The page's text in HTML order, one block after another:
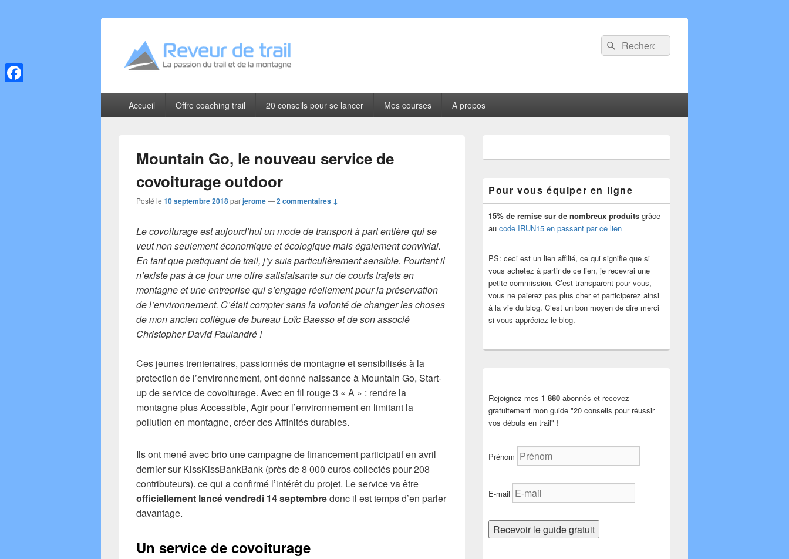
Reveur de trail
Recherche :
Rechercher
principalAccueil Offre coaching trail 20 conseils pour se lancer Mes courses A propos
Mountain Go, le nouveau service de
covoiturage outdoor
Posté le 10 septembre 2018parjerome—2 commentaires ↓
Le covoiturage est aujourd’hui un mode de transport à part entière qui se
veut non seulement économique et écologique mais également convivial.
En tant que pratiquant de trail, j’y suis particulièrement sensible. Pourtant il
n’existe pas à ce jour une offre satisfaisante sur de courts trajets en
montagne et une entreprise qui s’engage réellement pour la préservation
de l’environnement. C’était compter sans la volonté de changer les choses
de mon ancien collègue de bureau Loïc Baesso et de son associé
Christopher David Paulandré !
Ces jeunes trentenaires, passionnés de montagne et sensibilisés à la
protection de l’environnement, ont donné naissance à Mountain Go, Start-
up de service de covoiturage. Avec en fil rouge 3 « A » : rendre la
montagne plus Accessible, Agir pour l’environnement en limitant la
pollution en montagne, créer des Affinités durables.
Ils ont mené avec brio une campagne de financement participatif en avril
dernier sur KissKissBankBank (près de 8 000 euros collectés pour 208
contributeurs). ce qui a confirmé l’intérêt du projet. Le service va être
officiellement lancé vendredi 14 septembredonc il est temps d’en parler
davantage.
Un service de covoiturage
de
barre
latérale
Pour vous équiper en ligne
15% de remise sur de nombreux produits grâce
au code IRUN15 en passant par ce lien
PS: ceci est un lien affilié, ce qui signifie que si
vous achetez à partir de ce lien, je recevrai une
petite commission. C’est transparent pour vous,
vous ne paierez pas plus cher et participerez ainsi
à la vie du blog. C’est un bon moyen de dire merci
si vous appréciez le blog.
Rejoignez mes 1 880 abonnés et recevez
gratuitement mon guide "20 conseils pour réussir
vos débuts en trail" !
Prénom
E-mail